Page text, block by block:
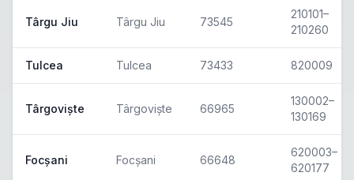
Târgu Jiu Târgu Jiu 73545
210101–
210260
Tulcea Tulcea 73433 820009
Târgoviște Târgoviște 66965
130002–
130169
Focșani Focșani 66648
620003–
620177